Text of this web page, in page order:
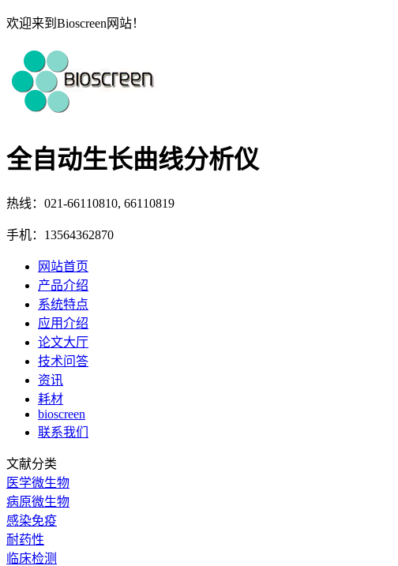
欢迎来到Bioscreen网站！
全自动生长曲线分析仪
热线：021-66110810, 66110819
手机：13564362870
网站首页
产品介绍
系统特点
应用介绍
论文大厅
技术问答
资讯
耗材
bioscreen
联系我们
文献分类
医学微生物
病原微生物
感染免疫
耐药性
临床检测